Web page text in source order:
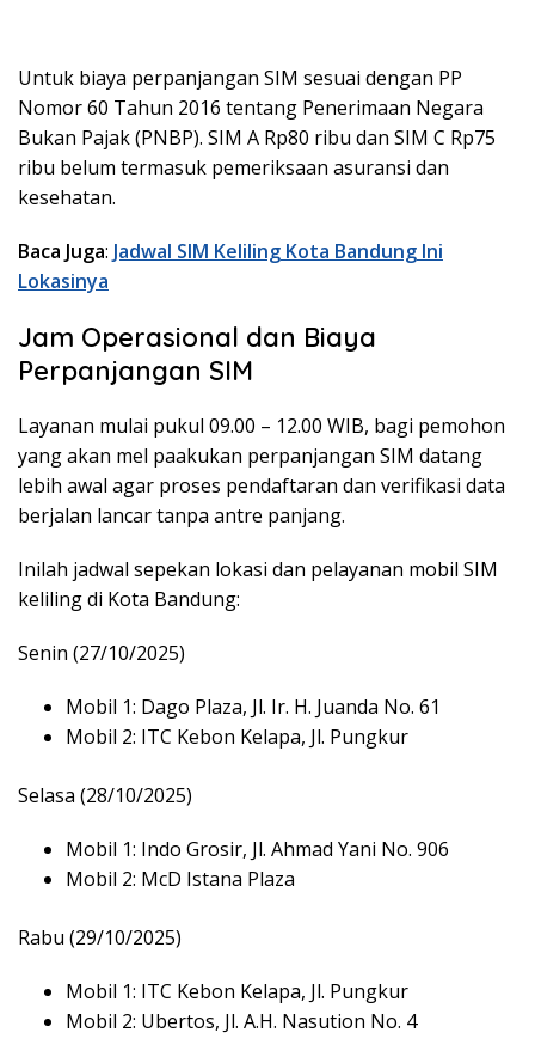
Untuk biaya perpanjangan SIM sesuai dengan PP
Nomor 60 Tahun 2016 tentang Penerimaan Negara
Bukan Pajak (PNBP). SIM A Rp80 ribu dan SIM C Rp75
ribu belum termasuk pemeriksaan asuransi dan
kesehatan.
Baca Juga: Jadwal SIM Keliling Kota Bandung Ini
Lokasinya
Jam Operasional dan Biaya
Perpanjangan SIM
Layanan mulai pukul 09.00 – 12.00 WIB, bagi pemohon
yang akan mel paakukan perpanjangan SIM datang
lebih awal agar proses pendaftaran dan verifikasi data
berjalan lancar tanpa antre panjang.
Inilah jadwal sepekan lokasi dan pelayanan mobil SIM
keliling di Kota Bandung:
Senin (27/10/2025)
Mobil 1: Dago Plaza, Jl. Ir. H. Juanda No. 61
Mobil 2: ITC Kebon Kelapa, Jl. Pungkur
Selasa (28/10/2025)
Mobil 1: Indo Grosir, Jl. Ahmad Yani No. 906
Mobil 2: McD Istana Plaza
Rabu (29/10/2025)
Mobil 1: ITC Kebon Kelapa, Jl. Pungkur
Mobil 2: Ubertos, Jl. A.H. Nasution No. 4